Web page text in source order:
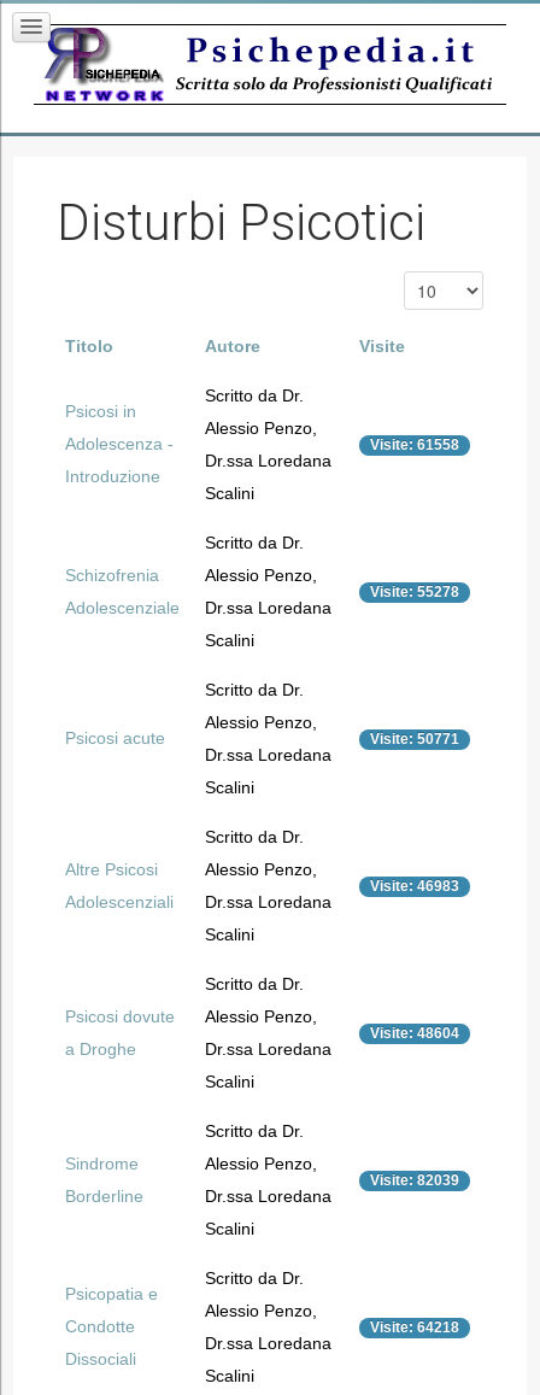
Disturbi Psicotici
Titolo Autore Visite
Psicosi in
Adolescenza -
Introduzione
Scritto da Dr.
Alessio Penzo,
Dr.ssa Loredana
Scalini
Visite: 61558
Schizofrenia
Adolescenziale
Scritto da Dr.
Alessio Penzo,
Dr.ssa Loredana
Scalini
Visite: 55278
Psicosi acute
Scritto da Dr.
Alessio Penzo,
Dr.ssa Loredana
Scalini
Visite: 50771
Altre Psicosi
Adolescenziali
Scritto da Dr.
Alessio Penzo,
Dr.ssa Loredana
Scalini
Visite: 46983
Psicosi dovute
a Droghe
Scritto da Dr.
Alessio Penzo,
Dr.ssa Loredana
Scalini
Visite: 48604
Sindrome
Borderline
Scritto da Dr.
Alessio Penzo,
Dr.ssa Loredana
Scalini
Visite: 82039
Psicopatia e
Condotte
Dissociali
Scritto da Dr.
Alessio Penzo,
Dr.ssa Loredana
Scalini
Visite: 64218